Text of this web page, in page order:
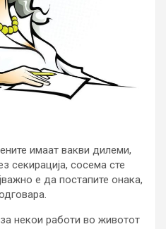
имаат вакви дилеми,
секирација, сосема сте
е да постапите онака,
некои работи во животот